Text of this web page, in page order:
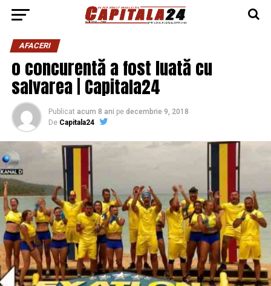
AFACERI
o concurentă a fost luată cu
salvarea | Capitala24
Publicat acum 8 ani pe decembrie 9, 2018
De Capitala24